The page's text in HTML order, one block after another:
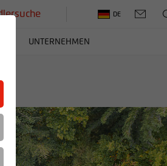
DE
UNTERNEHMEN